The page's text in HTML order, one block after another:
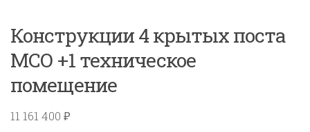
Конструкции 4 крытых поста
МСО +1 техническое
помещение
11 161 400 ₽